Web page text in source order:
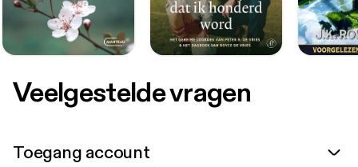
Veelgestelde vragen
Toegang account